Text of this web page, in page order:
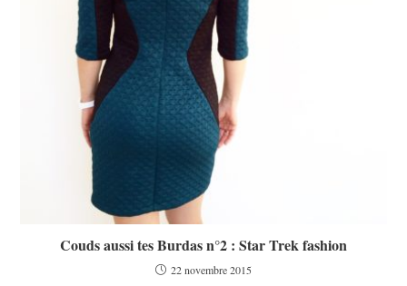
Couds aussi tes Burdas n°2 : Star Trek fashion
22 novembre 2015